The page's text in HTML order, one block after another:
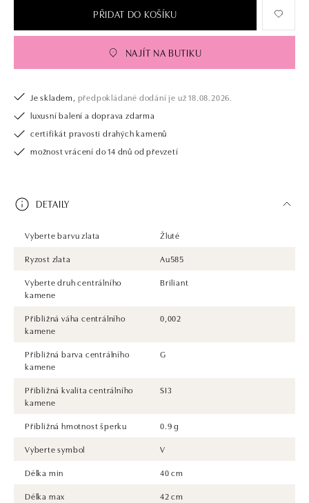
PŘIDAT DO KOŠÍKU
NAJÍT NA BUTIKU
Je skladem, předpokládané dodání je už 18.08.2026.
luxusní balení a doprava zdarma
certifikát pravosti drahých kamenů
možnost vrácení do 14 dnů od převzetí
DETAILY
Vyberte barvu zlata
Žluté
Ryzost zlata
Au585
Vyberte druh centrálního
kamene
Briliant
Přibližná váha centrálního
kamene
0,002
Přibližná barva centrálního
kamene
G
Přibližná kvalita centrálního
kamene
SI3
Přibližná hmotnost šperku
0.9 g
Vyberte symbol
V
Délka min
40 cm
Délka max
42 cm